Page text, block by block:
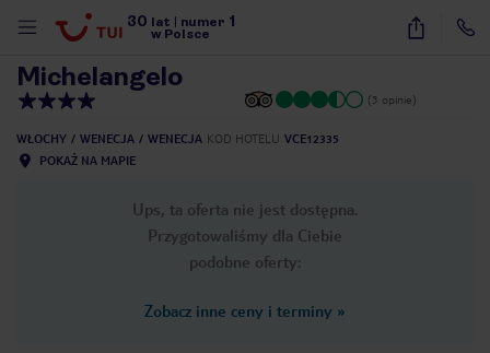
30 lat numer 1
w Polsce
40
Michelangelo
(3 opinie)
WŁOCHY WENECJA WENECJA KOD HOTELU VCE12335
POKAŻ NA MAPIE
Ups, ta oferta nie jest dostępna.
Przygotowaliśmy dla Ciebie
podobne oferty:
Zobacz inne ceny i terminy »